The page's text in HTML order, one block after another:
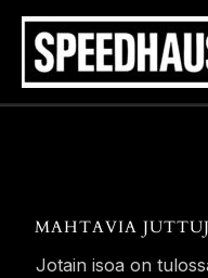
Siirry
sisältöön
MAHTAVIA
Jotain isoa on